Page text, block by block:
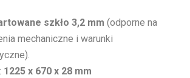
szkło 3,2 mm (odporne na
mechaniczne i warunki
: 1225 x 670 x 28 mm